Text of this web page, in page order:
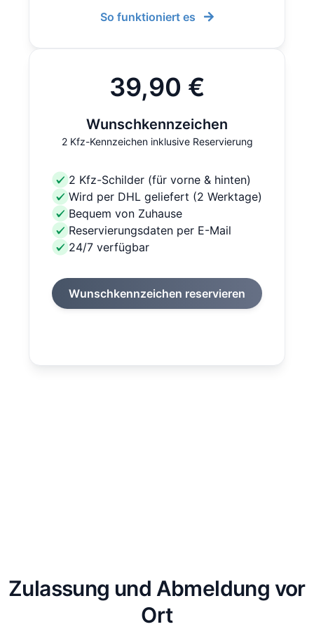
So funktioniert es
39,90 €
Wunschkennzeichen
2 Kfz-Kennzeichen inklusive Reservierung
2 Kfz-Schilder (für vorne & hinten)
Wird per DHL geliefert (2 Werktage)
Bequem von Zuhause
Reservierungsdaten per E-Mail
24/7 verfügbar
Wunschkennzeichen reservieren
Zulassung und Abmeldung vor
Ort